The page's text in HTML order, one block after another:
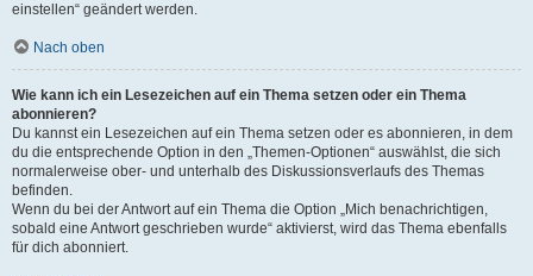
einstellen“ geändert werden.
Nach oben
Wie kann ich ein Lesezeichen auf ein Thema setzen oder ein Thema
abonnieren?
Du kannst ein Lesezeichen auf ein Thema setzen oder es abonnieren, in dem
du die entsprechende Option in den „Themen-Optionen“ auswählst, die sich
normalerweise ober- und unterhalb des Diskussionsverlaufs des Themas
befinden.
Wenn du bei der Antwort auf ein Thema die Option „Mich benachrichtigen,
sobald eine Antwort geschrieben wurde“ aktivierst, wird das Thema ebenfalls
für dich abonniert.